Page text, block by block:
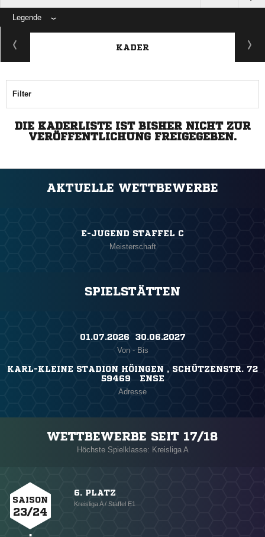
Legende
ANZEIGE
KADER
Filter
DIE KADERLISTE IST BISHER NICHT ZUR
VERÖFFENTLICHUNG FREIGEGEBEN.
AKTUELLE WETTBEWERBE
E-JUGEND STAFFEL C
Meisterschaft
SPIELSTÄTTEN
01.07.2026 ​ 30.06.2027
Von - Bis
KARL-KLEINE STADION HÖINGEN , SCHÜTZENSTR. 72
59469 ENSE
Adresse
WETTBEWERBE SEIT 17/18
Höchste Spielklasse: Kreisliga A
SAISON
23/24
6. PLATZ
Kreisliga A / Staffel E1